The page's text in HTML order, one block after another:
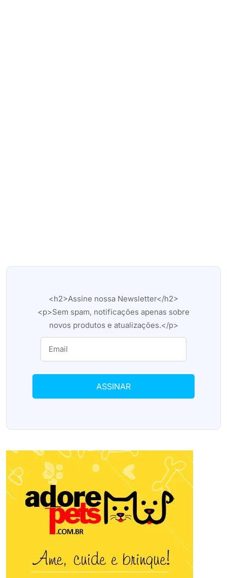
<h2>Assine nossa Newsletter</h2>
<p>Sem spam, notificações apenas sobre
novos produtos e atualizações.</p>
ASSINAR